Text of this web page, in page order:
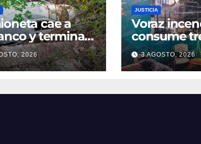
cae a
y termina
de una poza
sale con
2026
JUSTICIA
Voraz
consume
cuartos de
vivienda en
colonia
3 AGOSTO, 2026